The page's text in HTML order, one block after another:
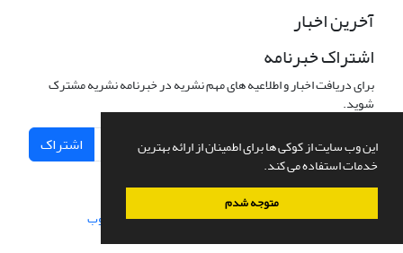
این وب سایت از کوکی ها برای اطمینان از ارائه بهترین
خدمات استفاده می کند.
متوجه شدم
آخرین اخبار
اشتراک خبرنامه
برای دریافت اخبار و اطلاعیه های مهم نشریه در خبرنامه نشریه مشترک
شوید.
اشتراک
سامانه مدیریت نشریات علمی.طراحی و پیاده سازی از سیناوب